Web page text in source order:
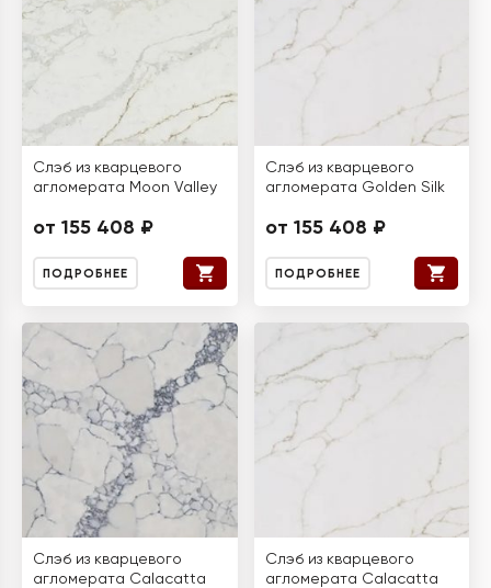
Слэб из кварцевого
агломерата Moon Valley
от 155 408 ₽
ПОДРОБНЕЕ
Слэб из кварцевого
агломерата Golden Silk
от 155 408 ₽
ПОДРОБНЕЕ
Слэб из кварцевого
агломерата Calacatta
Слэб из кварцевого
агломерата Calacatta